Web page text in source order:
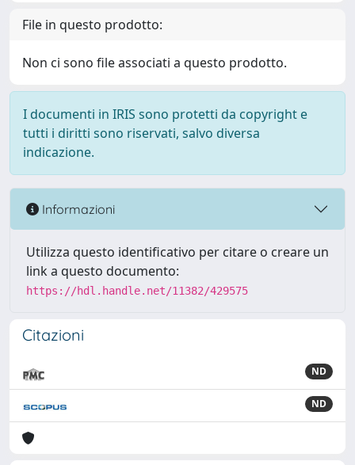
File in questo prodotto:
Non ci sono file associati a questo prodotto.
I documenti in IRIS sono protetti da copyright e
tutti i diritti sono riservati, salvo diversa
indicazione.
Informazioni
Utilizza questo identificativo per citare o creare un
link a questo documento:
https://hdl.handle.net/11382/429575
Citazioni
ND
ND